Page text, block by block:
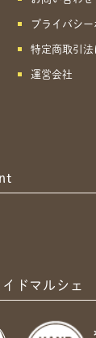
プライバシ
特定商取引
運営会社
ドマルシェ